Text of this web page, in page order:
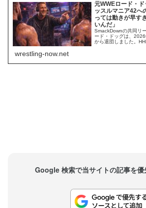
元WWEロード・
ッスルマニア42へ
っては動きが早す
いんだ」
SmackDownの共同リ
ード・ドッグは、
から退団しました。
理由を明かしました
る」ペースだったよう
wrestling-now.net
Google 検索で当サイトの記事を優